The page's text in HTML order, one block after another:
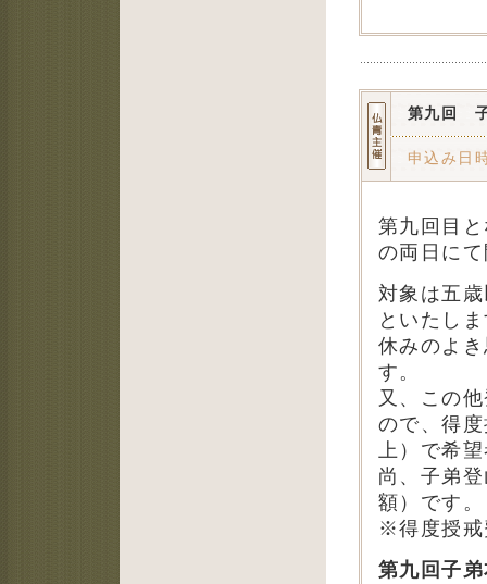
第九回 子
申込み日
第九回目
の両日に
対象は五
といたし
休みのよ
す。
又、この
ので、得
上）で希
尚、子弟
額）です。
※得度授戒
第九回子